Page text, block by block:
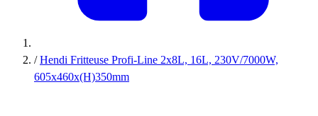
/ Hendi Fritteuse Profi-Line 2x8L, 16L, 230V/7000W,
605x460x(H)350mm